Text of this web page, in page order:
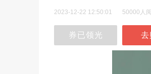
2023-12-22 12:50:01 50000人
券已领光 去